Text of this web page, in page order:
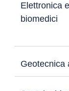
Elettronica
biomedici
Geotecnica